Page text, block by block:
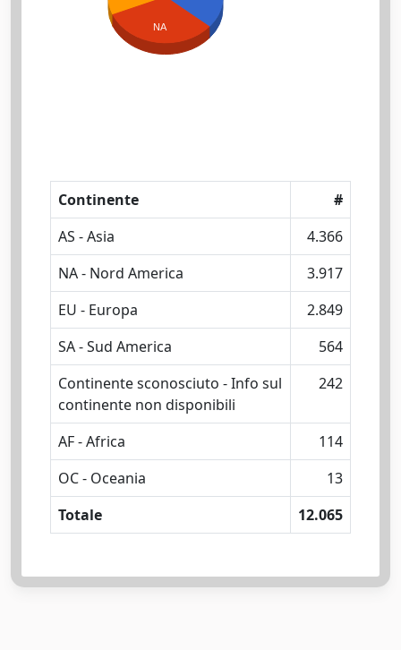
NA
Continente
#
AS - Asia
4.366
NA - Nord America
3.917
EU - Europa
2.849
SA - Sud America
564
Continente sconosciuto - Info sul
continente non disponibili
242
AF - Africa
114
OC - Oceania
13
Totale
12.065